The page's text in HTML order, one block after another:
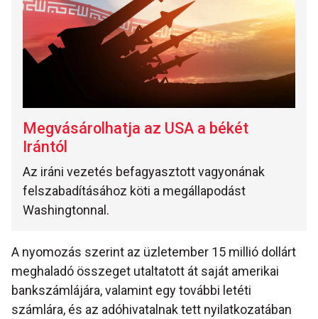
Megvásárolhatja az USA a békét
Irántól
Az iráni vezetés befagyasztott vagyonának
felszabadításához köti a megállapodást
Washingtonnal.
A nyomozás szerint az üzletember 15 millió dollárt
meghaladó összeget utaltatott át saját amerikai
bankszámlájára, valamint egy további letéti
számlára, és az adóhivatalnak tett nyilatkozatában